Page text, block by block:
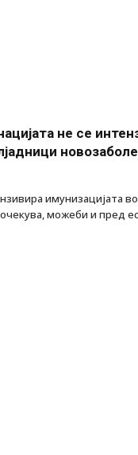
не се
имунизацијата во
можеби и пред